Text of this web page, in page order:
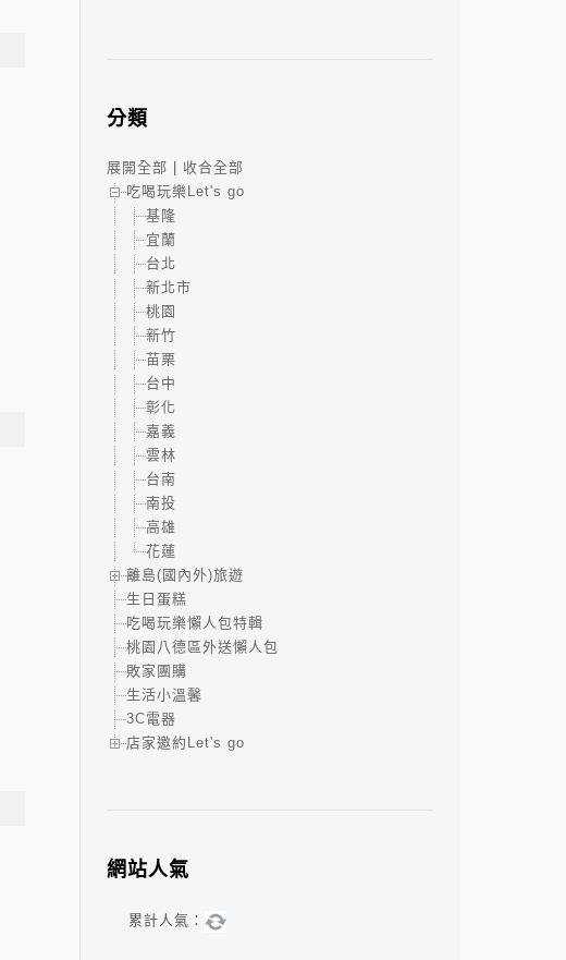
分類
展開全部
收合全部
吃喝玩樂Let's go
基隆
宜蘭
台北
新北市
桃園
新竹
苗栗
台中
彰化
嘉義
雲林
台南
南投
高雄
花蓮
離島(國內外)旅遊
生日蛋糕
吃喝玩樂懶人包特輯
桃園八德區外送懶人包
敗家團購
生活小溫馨
3C電器
店家邀約Let's go
網站人氣
累計人氣：